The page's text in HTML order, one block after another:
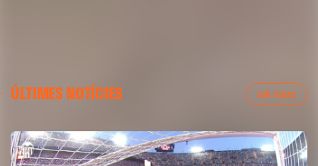
ÚLTIMES NOTÍCIES VER TODAS